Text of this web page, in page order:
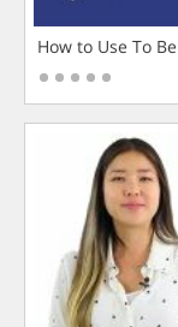
How to Use To